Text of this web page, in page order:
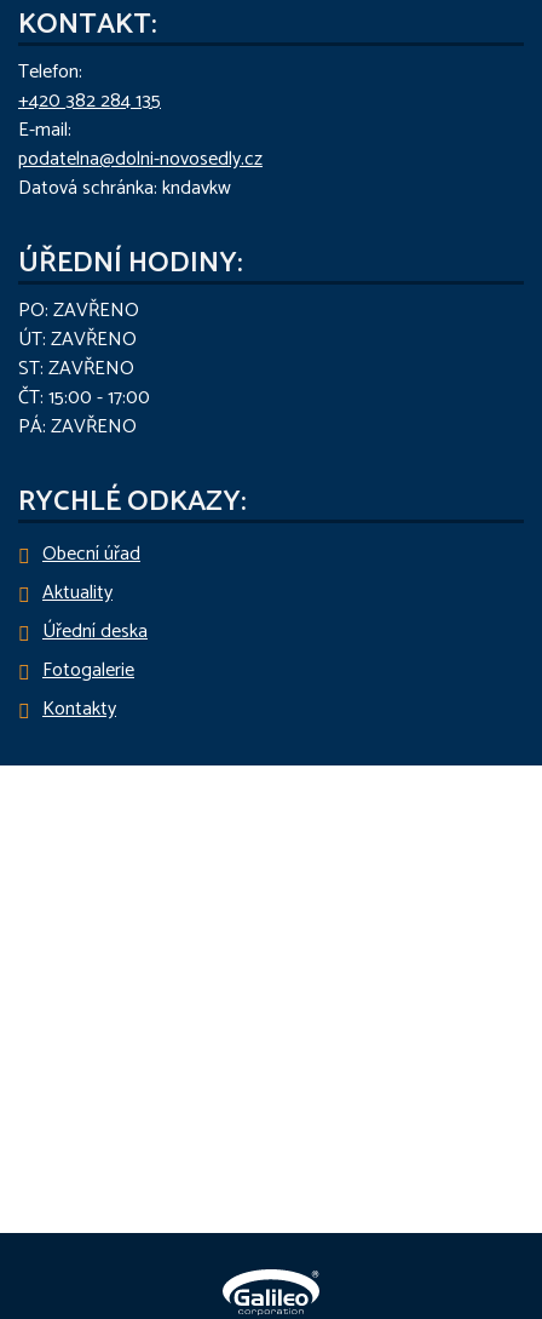
KONTAKT:
Telefon:
+420 382 284 135
E-mail:
podatelna@dolni-novosedly.cz
Datová schránka: kndavkw
ÚŘEDNÍ HODINY:
PO: ZAVŘENO
ÚT: ZAVŘENO
ST: ZAVŘENO
ČT: 15:00 - 17:00
PÁ: ZAVŘENO
RYCHLÉ ODKAZY:
Obecní úřad
Aktuality
Úřední deska
Fotogalerie
Kontakty